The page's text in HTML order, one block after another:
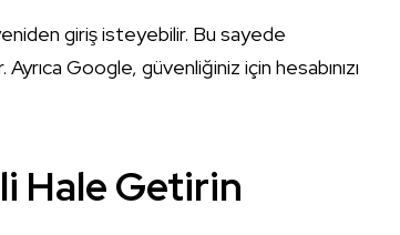
giriş isteyebilir. Bu sayede
Google, güvenliğiniz için hesabınızı
Hale Getirin